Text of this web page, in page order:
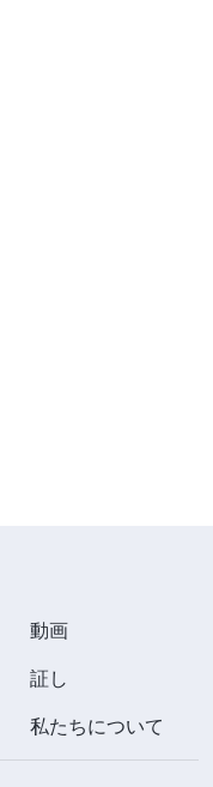
か。我々に何がで
の中の誰かを知っ
り調べを続けまし
る。言うんだ！」
動画
証し
私たちについて